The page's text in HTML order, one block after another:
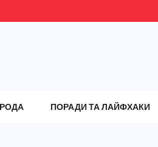
ПОРАДИ ТА ЛАЙФХАКИ